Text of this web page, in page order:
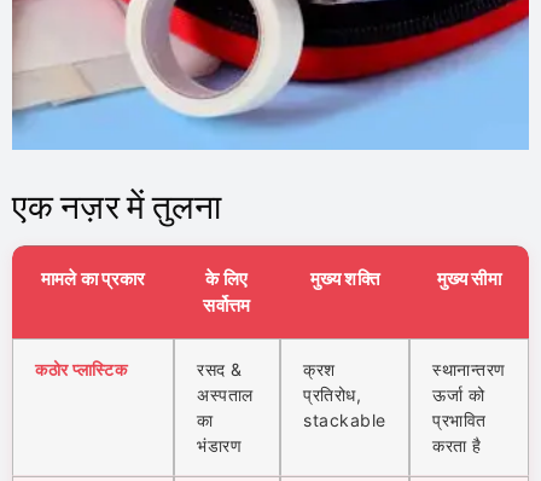
एक नज़र में तुलना
मामले का प्रकार
के लिए
सर्वोत्तम
मुख्य शक्ति मुख्य सीमा
कठोर प्लास्टिक
रसद &
अस्पताल
का
भंडारण
क्रश
प्रतिरोध,
stackable
स्थानान्तरण
ऊर्जा को
प्रभावित
करता है